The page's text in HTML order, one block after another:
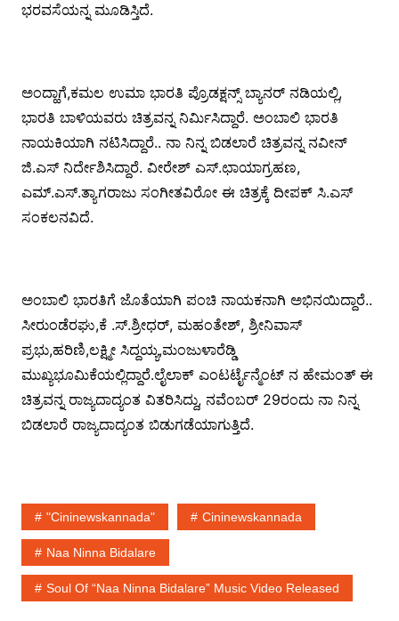
ಭರವಸೆಯನ್ನ ಮೂಡಿಸ್ತಿದೆ.
ಅಂದ್ಹಾಗೆ,ಕಮಲ ಉಮಾ ಭಾರತಿ ಪ್ರೊಡಕ್ಷನ್ಸ್ ಬ್ಯಾನರ್ ನಡಿಯಲ್ಲಿ,
ಭಾರತಿ ಬಾಳಿಯವರು ಚಿತ್ರವನ್ನ ನಿರ್ಮಿಸಿದ್ದಾರೆ. ಅಂಬಾಲಿ ಭಾರತಿ
ನಾಯಕಿಯಾಗಿ ನಟಿಸಿದ್ದಾರೆ.. ನಾ ನಿನ್ನ ಬಿಡಲಾರೆ ಚಿತ್ರವನ್ನ ನವೀನ್
ಜಿ.ಎಸ್ ನಿರ್ದೇಶಿಸಿದ್ದಾರೆ. ವೀರೇಶ್ ಎಸ್.ಛಾಯಾಗ್ರಹಣ,
ಎಮ್.ಎಸ್.ತ್ಯಾಗರಾಜು ಸಂಗೀತವಿರೋ ಈ ಚಿತ್ರಕ್ಕೆ ದೀಪಕ್ ಸಿ.ಎಸ್
ಸಂಕಲನವಿದೆ.
ಅಂಬಾಲಿ ಭಾರತಿಗೆ ಜೊತೆಯಾಗಿ ಪಂಚಿ ನಾಯಕನಾಗಿ ಅಭಿನಯಿದ್ದಾರೆ..
ಸೀರುಂಡೆರಘು,ಕೆ .ಸ್.ಶ್ರೀಧರ್, ಮಹಂತೇಶ್, ಶ್ರೀನಿವಾಸ್
ಪ್ರಭು,ಹರಿಣಿ,ಲಕ್ಷ್ಮೀ ಸಿದ್ದಯ್ಯ,ಮಂಜುಳಾರೆಡ್ಡಿ
ಮುಖ್ಯಭೂಮಿಕೆಯಲ್ಲಿದ್ದಾರೆ.ಲೈಲಾಕ್ ಎಂಟರ್ಟೈನ್ಮೆಂಟ್ ನ ಹೇಮಂತ್ ಈ
ಚಿತ್ರವನ್ನ ರಾಜ್ಯದಾದ್ಯಂತ ವಿತರಿಸಿದ್ದು, ನವೆಂಬರ್ 29ರಂದು ನಾ ನಿನ್ನ
ಬಿಡಲಾರೆ ರಾಜ್ಯದಾದ್ಯಂತ ಬಿಡುಗಡೆಯಾಗುತ್ತಿದೆ.
"cininewskannada" Cininewskannada
Naa Ninna Bidalare
Soul Of “Naa Ninna Bidalare” Music Video Released